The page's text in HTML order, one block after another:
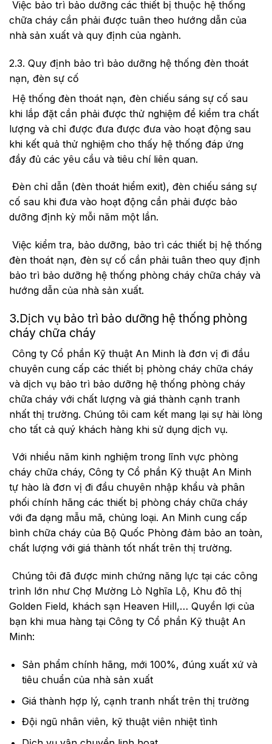
Việc bảo trì bảo dưỡng các thiết bị thuộc hệ thống
chữa cháy cần phải được tuân theo hướng dẫn của
nhà sản xuất và quy định của ngành.
2.3. Quy định bảo trì bảo dưỡng hệ thống đèn thoát
nạn, đèn sự cố
Hệ thống đèn thoát nạn, đèn chiếu sáng sự cố sau
khi lắp đặt cần phải được thử nghiệm để kiểm tra chất
lượng và chỉ được đưa được đưa vào hoạt động sau
khi kết quả thử nghiệm cho thấy hệ thống đáp ứng
đầy đủ các yêu cầu và tiêu chí liên quan.
Đèn chỉ dẫn (đèn thoát hiểm exit), đèn chiếu sáng sự
cố sau khi đưa vào hoạt động cần phải được bảo
dưỡng định kỳ mỗi năm một lần.
Việc kiểm tra, bảo dưỡng, bảo trì các thiết bị hệ thống
đèn thoát nạn, đèn sự cố cần phải tuân theo quy định
bảo trì bảo dưỡng hệ thống phòng cháy chữa cháy và
hướng dẫn của nhà sản xuất.
3.Dịch vụ bảo trì bảo dưỡng hệ thống phòng
cháy chữa cháy
Công ty Cổ phần Kỹ thuật An Minh là đơn vị đi đầu
chuyên cung cấp các thiết bị phòng cháy chữa cháy
và dịch vụ bảo trì bảo dưỡng hệ thống phòng cháy
chữa cháy với chất lượng và giá thành cạnh tranh
nhất thị trường. Chúng tôi cam kết mang lại sự hài lòng
cho tất cả quý khách hàng khi sử dụng dịch vụ.
Với nhiều năm kinh nghiệm trong lĩnh vực phòng
cháy chữa cháy, Công ty Cổ phần Kỹ thuật An Minh
tự hào là đơn vị đi đầu chuyên nhập khẩu và phân
phối chính hãng các thiết bị phòng cháy chữa cháy
với đa dạng mẫu mã, chủng loại. An Minh cung cấp
bình chữa cháy của Bộ Quốc Phòng đảm bảo an toàn,
chất lượng với giá thành tốt nhất trên thị trường.
Chúng tôi đã được minh chứng năng lực tại các công
trình lớn như Chợ Mường Lò Nghĩa Lộ, Khu đô thị
Golden Field, khách sạn Heaven Hill,… Quyền lợi của
bạn khi mua hàng tại Công ty Cổ phần Kỹ thuật An
Minh:
Sản phẩm chính hãng, mới 100%, đúng xuất xứ và
tiêu chuẩn của nhà sản xuất
Giá thành hợp lý, cạnh tranh nhất trên thị trường
Đội ngũ nhân viên, kỹ thuật viên nhiệt tình